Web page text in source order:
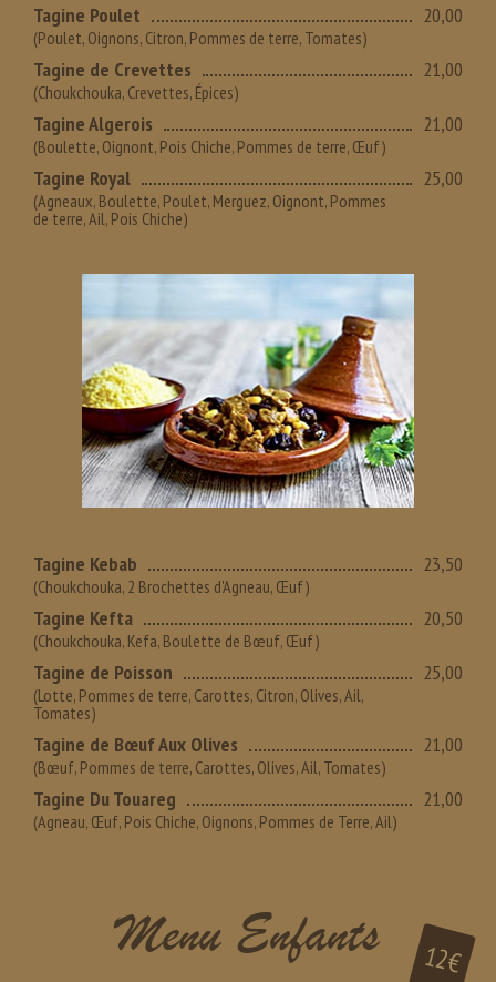
Tagine Poulet 20,00
(Poulet, Oignons, Citron, Pommes de terre, Tomates)
Tagine de Crevettes 21,00
(Choukchouka, Crevettes, Épices)
Tagine Algerois 21,00
(Boulette, Oignont, Pois Chiche, Pommes de terre, Œuf)
Tagine Royal 25,00
(Agneaux, Boulette, Poulet, Merguez, Oignont, Pommes
de terre, Ail, Pois Chiche)
Tagine Kebab 23,50
(Choukchouka, 2 Brochettes d'Agneau, Œuf)
Tagine Kefta 20,50
(Choukchouka, Kefa, Boulette de Bœuf, Œuf)
Tagine de Poisson 25,00
(Lotte, Pommes de terre, Carottes, Citron, Olives, Ail,
Tomates)
Tagine de Bœuf Aux Olives 21,00
(Bœuf, Pommes de terre, Carottes, Olives, Ail, Tomates)
Tagine Du Touareg 21,00
(Agneau, Œuf, Pois Chiche, Oignons, Pommes de Terre, Ail)
Menu Enfants 12€